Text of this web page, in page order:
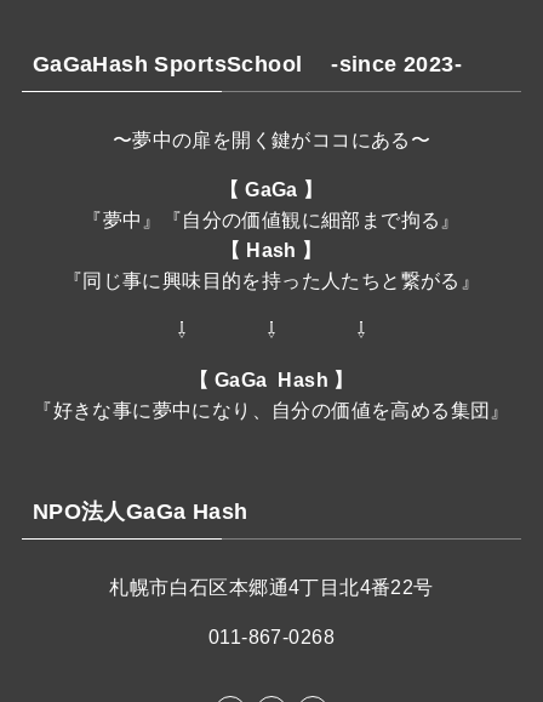
GaGaHash SportsSchool -since 2023-
〜夢中の扉を開く鍵がココにある〜
【 GaGa 】
『夢中』『自分の価値観に細部まで拘る』
【 Hash 】
『同じ事に興味目的を持った人たちと繋がる』
⇩ ⇩ ⇩
【 GaGa Hash 】
『好きな事に夢中になり、自分の価値を高める集団』
NPO法人GaGa Hash
札幌市白石区本郷通4丁目北4番22号
011-867-0268